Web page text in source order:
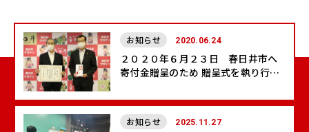
2020.06.24
お知らせ
２０２０年６月２３日 春日井市へ
寄付金贈呈のため 贈呈式を執り行い
2025.11.27
お知らせ